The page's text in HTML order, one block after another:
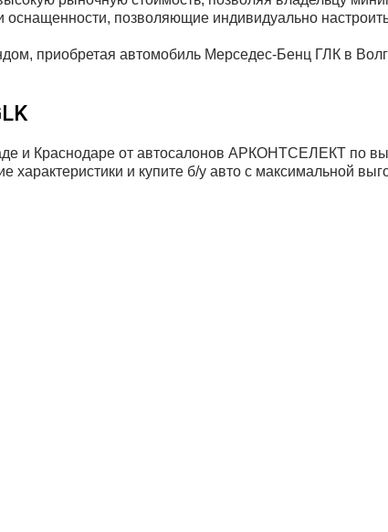
позволяющие индивидуально
приобретая автомобиль Мерседес-Бенц ГЛК в
и Краснодаре от автосалонов АРКОНТСЕЛЕКТ по
и купите б/у авто с максимальной